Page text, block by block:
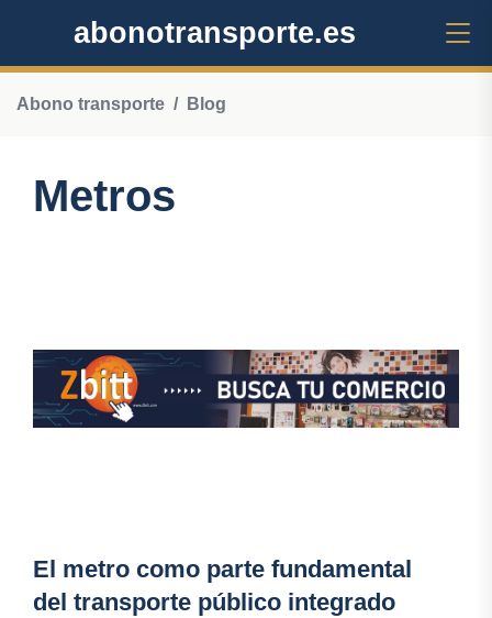
abonotransporte.es
Abono transporte Blog
Metros
El metro como parte fundamental
del transporte público integrado